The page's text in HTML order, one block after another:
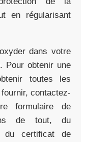
en régularisant
dans votre
Pour obtenir une
toutes les
contactez-
formulaire de
de tout, du
du certificat de